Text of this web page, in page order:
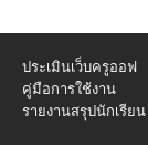
ประเมินเว็บครูออฟ
คู่มือการใช้งาน
รายงานสรุปนักเรียน